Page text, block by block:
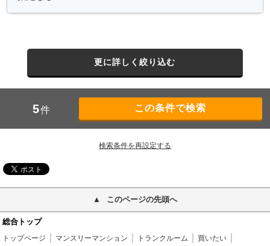
更に詳しく絞り込む
5件
検索条件を再設定する
このページの先頭へ
総合トップ
トップページ マンスリーマンション トランクルーム
買いたい